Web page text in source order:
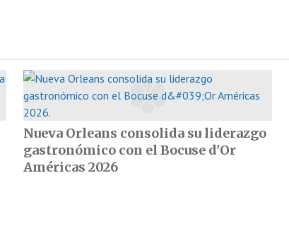
Nueva Orleans consolida su liderazgo
gastronómico con el Bocuse d'Or
Américas 2026